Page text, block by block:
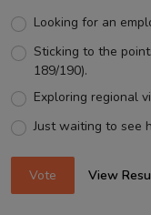
Looking for an
Sticking to the
189/190).
Exploring regional
Just waiting to see
Vote View